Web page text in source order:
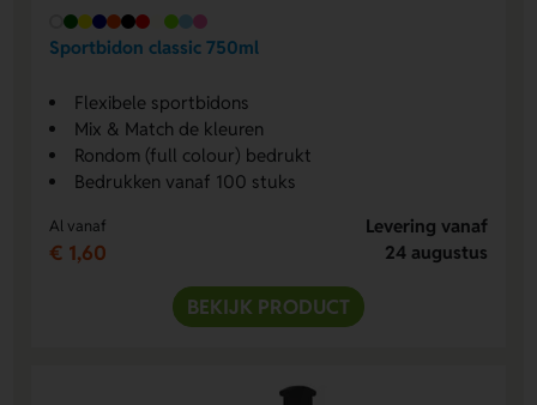
Sportbidon classic 750ml
Flexibele sportbidons
Mix & Match de kleuren
Rondom (full colour) bedrukt
Bedrukken vanaf 100 stuks
Al vanaf
€ 1,60
Levering vanaf
24 augustus
BEKIJK PRODUCT